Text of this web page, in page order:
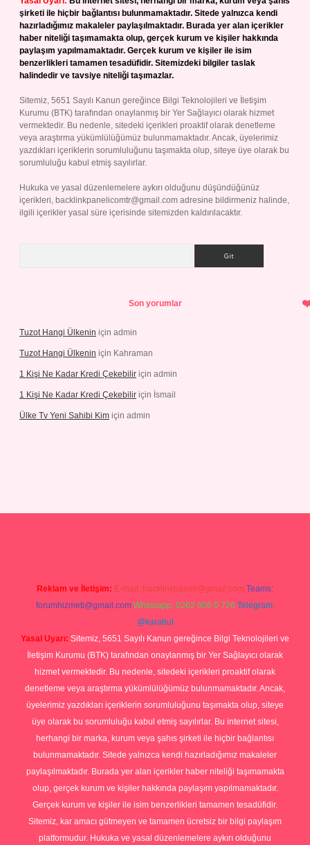
şirketi ile hiçbir bağlantısı bulunmamaktadır. Sitede yalnızca kendi
hazırladığımız makaleler paylaşılmaktadır. Burada yer alan içerikler
haber niteliği taşımamakta olup, gerçek kurum ve kişiler hakkında
paylaşım yapılmamaktadır. Gerçek kurum ve kişiler ile isim
benzerlikleri tamamen tesadüfidir. Sitemizdeki bilgiler taslak
halindedir ve tavsiye niteliği taşımazlar.
Sitemiz, 5651 Sayılı Kanun gereğince Bilgi Teknolojileri ve İletişim
Kurumu (BTK) tarafından onaylanmış bir Yer Sağlayıcı olarak hizmet
vermektedir. Bu nedenle, sitedeki içerikleri proaktif olarak denetleme
veya araştırma yükümlülüğümüz bulunmamaktadır. Ancak, üyelerimiz
yazdıkları içeriklerin sorumluluğunu taşımakta olup, siteye üye olarak bu
sorumluluğu kabul etmiş sayılırlar.
Hukuka ve yasal düzenlemelere aykırı olduğunu düşündüğünüz
içerikleri, backlinkpanelicomtr@gmail.com adresine bildirmeniz halinde,
ilgili içerikler yasal süre içerisinde sitemizden kaldırılacaktır.
Son yorumlar
Tuzot Hangi Ülkenin için admin
Tuzot Hangi Ülkenin için Kahraman
1 Kişi Ne Kadar Kredi Çekebilir için admin
1 Kişi Ne Kadar Kredi Çekebilir için İsmail
Ülke Tv Yeni Sahibi Kim için admin
Reklam ve İletişim: E-mail: backlinkpaneli@gmail.com Teams:
forumhizmeti@gmail.com Whatsapp: 0262 606 0 726 Telegram:
@karabul
Yasal Uyarı: Sitemiz, 5651 Sayılı Kanun gereğince Bilgi Teknolojileri ve
İletişim Kurumu (BTK) tarafından onaylanmış bir Yer Sağlayıcı olarak
hizmet vermektedir. Bu nedenle, sitedeki içerikleri proaktif olarak
denetleme veya araştırma yükümlülüğümüz bulunmamaktadır. Ancak,
üyelerimiz yazdıkları içeriklerin sorumluluğunu taşımakta olup, siteye
üye olarak bu sorumluluğu kabul etmiş sayılırlar. Bu internet sitesi,
herhangi bir marka, kurum veya şahıs şirketi ile hiçbir bağlantısı
bulunmamaktadır. Sitede yalnızca kendi hazırladığımız makaleler
paylaşılmaktadır. Burada yer alan içerikler haber niteliği taşımamakta
olup, gerçek kurum ve kişiler hakkında paylaşım yapılmamaktadır.
Gerçek kurum ve kişiler ile isim benzerlikleri tamamen tesadüfidir.
Sitemiz, kar amacı gütmeyen ve tamamen ücretsiz bir bilgi paylaşım
platformudur. Hukuka ve yasal düzenlemelere aykırı olduğunu